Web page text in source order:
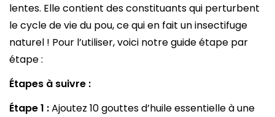
lentes. Elle contient des constituants qui perturbent
le cycle de vie du pou, ce qui en fait un insectifuge
naturel ! Pour l’utiliser, voici notre guide étape par
étape :
Étapes à suivre :
Étape 1 :Ajoutez 10 gouttes d’huile essentielle à une